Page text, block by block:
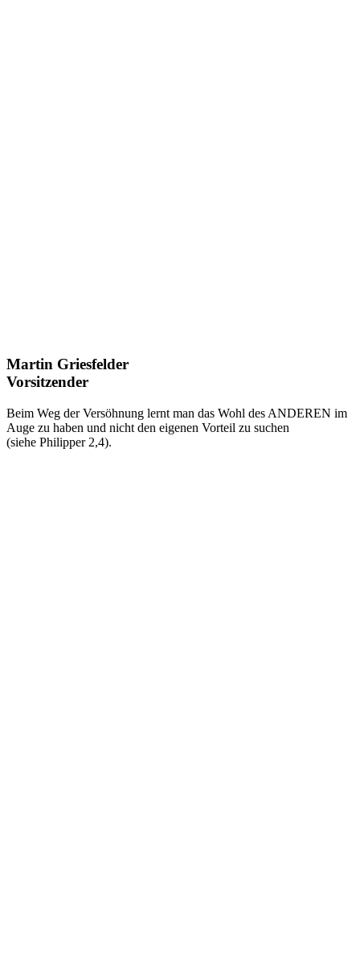
Martin Griesfelder
Vorsitzender
Beim Weg der Versöhnung lernt man das Wohl des ANDEREN im
Auge zu haben und nicht den eigenen Vorteil zu suchen
(siehe Philipper 2,4).